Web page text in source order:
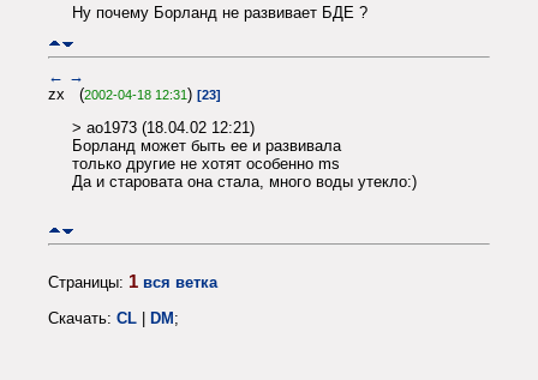
Ну почему Борланд не развивает БДЕ ?
← →
zx (2002-04-18 12:31) [23]
> ao1973 (18.04.02 12:21)
Борланд может быть ее и развивала
только другие не хотят особенно ms
Да и старовата она стала, много воды утекло:)
Страницы: 1 вся ветка
Скачать: CL DM ;